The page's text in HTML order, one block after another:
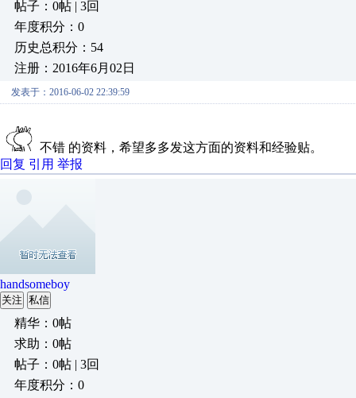
帖子：0帖 | 3回
年度积分：0
历史总积分：54
注册：2016年6月02日
发表于：2016-06-02 22:39:59
不错 的资料，希望多多发这方面的资料和经验贴。
回复 引用 举报
handsomeboy
关注 私信
精华：0帖
求助：0帖
帖子：0帖 | 3回
年度积分：0